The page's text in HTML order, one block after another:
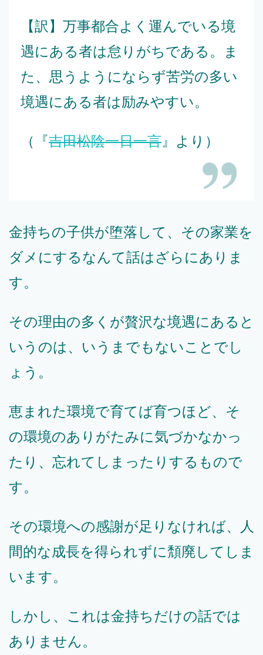
【訳】万事都合よく運んでいる境
遇にある者は怠りがちである。ま
た、思うようにならず苦労の多い
境遇にある者は励みやすい。
（『吉田松陰一日一言 』より）
金持ちの子供が堕落して、その家業を
ダメにするなんて話はざらにありま
す。
その理由の多くが贅沢な境遇にあると
いうのは、いうまでもないことでし
ょう。
恵まれた環境で育てば育つほど、そ
の環境のありがたみに気づかなかっ
たり、忘れてしまったりするもので
す。
その環境への感謝が足りなければ、人
間的な成長を得られずに頽廃してしま
います。
しかし、これは金持ちだけの話では
ありません。